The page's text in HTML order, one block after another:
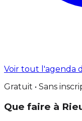
Voir tout l'agenda
Gratuit • Sans
Que faire à